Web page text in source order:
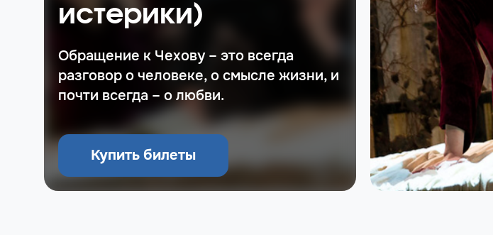
истерики)
Обращение к Чехову – это всегда
разговор о человеке, о смысле жизни, и
почти всегда – о любви.
Купить билеты